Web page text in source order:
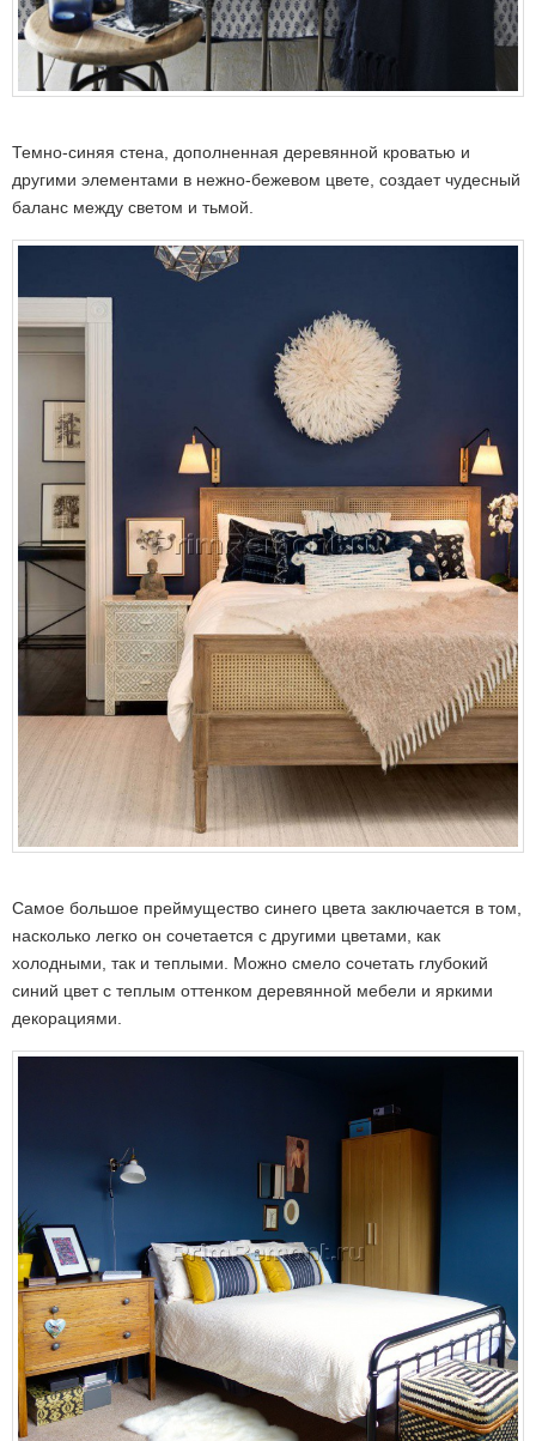
Темно-синяя стена, дополненная деревянной кроватью и
другими элементами в нежно-бежевом цвете, создает чудесный
баланс между светом и тьмой.
Самое большое преймущество синего цвета заключается в том,
насколько легко он сочетается с другими цветами, как
холодными, так и теплыми. Можно смело сочетать глубокий
синий цвет с теплым оттенком деревянной мебели и яркими
декорациями.